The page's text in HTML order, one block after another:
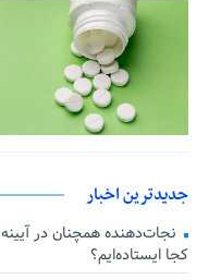
جدیدترین اخبار
کجا ایستاده‌ایم؟